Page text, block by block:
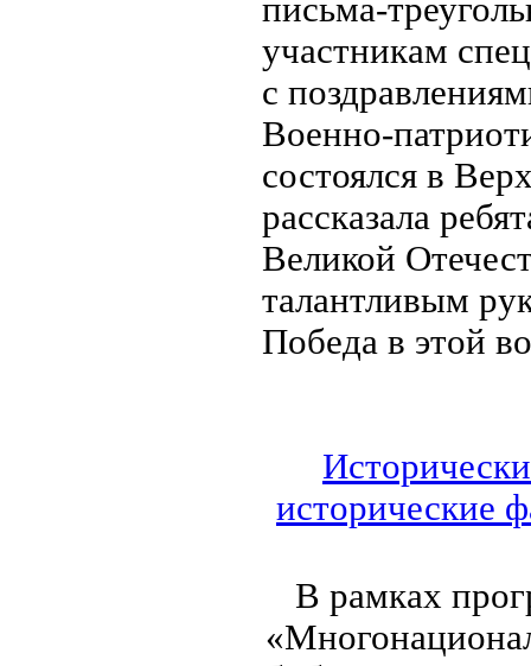
письма-
участникам
с
Военно-
состоялся в
рассказала
Великой
талантливым
Победа в этой
исторические
В рамках